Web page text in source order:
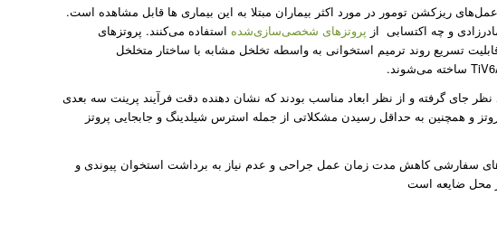
ریزکشن تومور در مورد اکثر بیماران مبتلا به این بیماری ها قابل مشاهده است.
و چه اکتسابی از پروتزهای شخصی‌سازی‌شده استفاده می‌کنند. پروتز‌های
تسریع روند ترمیم استخوانی به واسطه تخلخل مشابه با ساختار متخلخل
جای گرفته و از نظر ابعاد مناسب بودند که نشان دهنده دقت فرآیند پرینت سه بعدی
و همچنین به حداقل رسیدن مشکلاتی از جمله استرس شیلدینگ و جابجایی پروتز
سفارشی کاهش مدت زمان عمل جراحی و عدم نیاز به برداشت استخوان پیوندی و
محل ضایعه است